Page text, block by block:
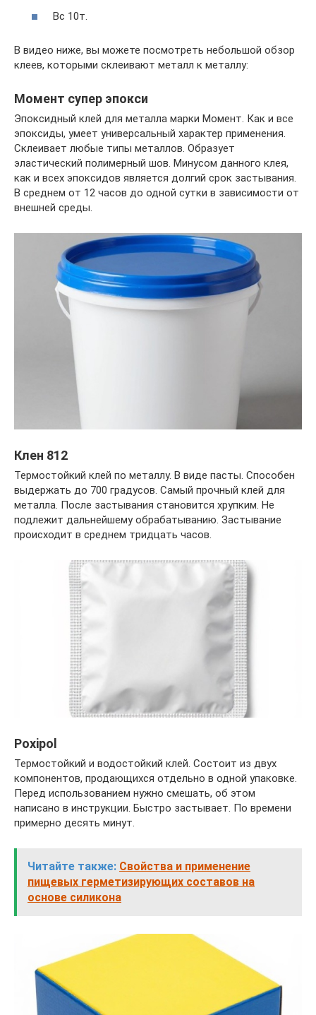
Вс 10т.
В видео ниже, вы можете посмотреть небольшой обзор
клеев, которыми склеивают металл к металлу:
Момент супер эпокси
Эпоксидный клей для металла марки Момент. Как и все
эпоксиды, умеет универсальный характер применения.
Склеивает любые типы металлов. Образует
эластический полимерный шов. Минусом данного клея,
как и всех эпоксидов является долгий срок застывания.
В среднем от 12 часов до одной сутки в зависимости от
внешней среды.
Клен 812
Термостойкий клей по металлу. В виде пасты. Способен
выдержать до 700 градусов. Самый прочный клей для
металла. После застывания становится хрупким. Не
подлежит дальнейшему обрабатыванию. Застывание
происходит в среднем тридцать часов.
Poxipol
Термостойкий и водостойкий клей. Состоит из двух
компонентов, продающихся отдельно в одной упаковке.
Перед использованием нужно смешать, об этом
написано в инструкции. Быстро застывает. По времени
примерно десять минут.
Читайте также: Свойства и применение
пищевых герметизирующих составов на
основе силикона